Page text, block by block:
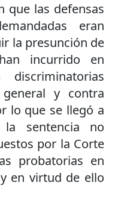
que las defensas
eran
la presunción de
incurrido en
y contra
lo que se llegó a
sentencia no
por la Corte
probatorias en
en virtud de ello